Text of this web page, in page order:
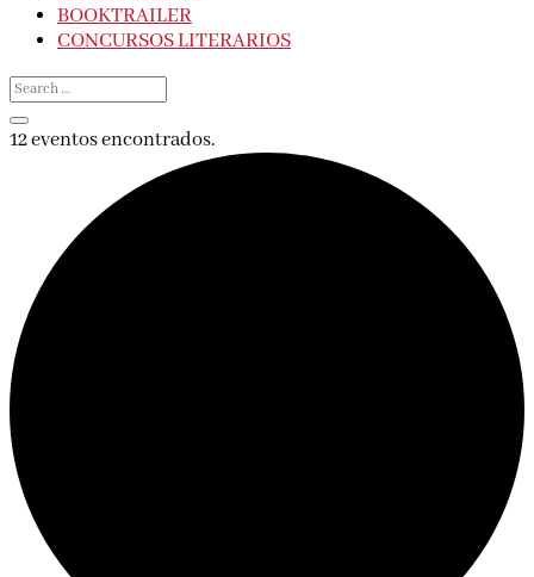
BOOKTRAILER
CONCURSOS LITERARIOS
12 eventos encontrados.